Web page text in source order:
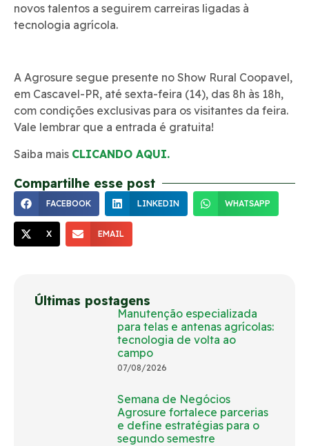
Últimas postagens
Manutenção especializada
para telas e antenas agrícolas:
tecnologia de volta ao
campo
07/08/2026
Semana de Negócios
Agrosure fortalece parcerias
e define estratégias para o
segundo semestre
novos talentos a seguirem carreiras ligadas à
tecnologia agrícola.
A Agrosure segue presente no Show Rural Coopavel,
em Cascavel-PR, até sexta-feira (14), das 8h às 18h,
com condições exclusivas para os visitantes da feira.
Vale lembrar que a entrada é gratuita!
Saiba mais CLICANDO AQUI.
Compartilhe esse post
FACEBOOK LINKEDIN WHATSAPP
X EMAIL